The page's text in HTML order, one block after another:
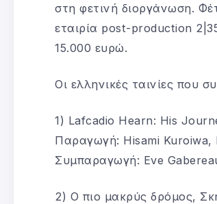
στη φετινή διοργάνωση.
εταιρία post-production
15.000 ευρώ.
Οι ελληνικές ταινίες που
1) Lafcadio Hearn: His
Παραγωγή: Hisami
Συμπαραγωγή: Eve
2) Ο πιο μακρύς δρόμος,